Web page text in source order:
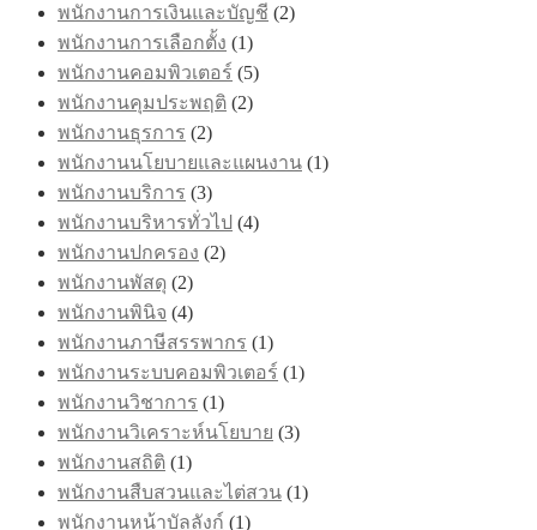
พนักงานการเงินและบัญชี (2)
พนักงานการเลือกตั้ง (1)
พนักงานคอมพิวเตอร์ (5)
พนักงานคุมประพฤติ (2)
พนักงานธุรการ (2)
พนักงานนโยบายและแผนงาน (1)
พนักงานบริการ (3)
พนักงานบริหารทั่วไป (4)
พนักงานปกครอง (2)
พนักงานพัสดุ (2)
พนักงานพินิจ (4)
พนักงานภาษีสรรพากร (1)
พนักงานระบบคอมพิวเตอร์ (1)
พนักงานวิชาการ (1)
พนักงานวิเคราะห์นโยบาย (3)
พนักงานสถิติ (1)
พนักงานสืบสวนและไต่สวน (1)
พนักงานหน้าบัลลังก์ (1)